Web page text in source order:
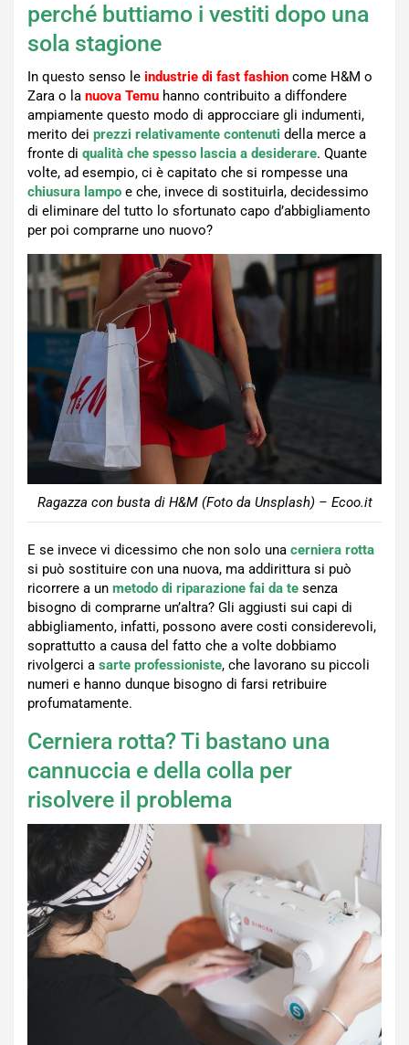
perché buttiamo i vestiti dopo una
sola stagione
In questo senso le industrie di fast fashion come H&M o
Zara o la nuova Temu hanno contribuito a diffondere
ampiamente questo modo di approcciare gli indumenti,
merito dei prezzi relativamente contenuti della merce a
fronte di qualità che spesso lascia a desiderare. Quante
volte, ad esempio, ci è capitato che si rompesse una
chiusura lampo e che, invece di sostituirla, decidessimo
di eliminare del tutto lo sfortunato capo d’abbigliamento
per poi comprarne uno nuovo?
Ragazza con busta di H&M (Foto da Unsplash) – Ecoo.it
E se invece vi dicessimo che non solo una cerniera rotta
si può sostituire con una nuova, ma addirittura si può
ricorrere a un metodo di riparazione fai da te senza
bisogno di comprarne un’altra? Gli aggiusti sui capi di
abbigliamento, infatti, possono avere costi considerevoli,
soprattutto a causa del fatto che a volte dobbiamo
rivolgerci a sarte professioniste, che lavorano su piccoli
numeri e hanno dunque bisogno di farsi retribuire
profumatamente.
Cerniera rotta? Ti bastano una
cannuccia e della colla per
risolvere il problema